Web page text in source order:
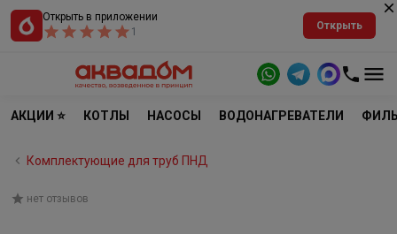
Открыть в приложении
1
Открыть
АКЦИИ ⭐ КОТЛЫ НАСОСЫ ВОДОНАГРЕВАТЕЛИ
Комплектующие для труб ПНД
нет отзывов